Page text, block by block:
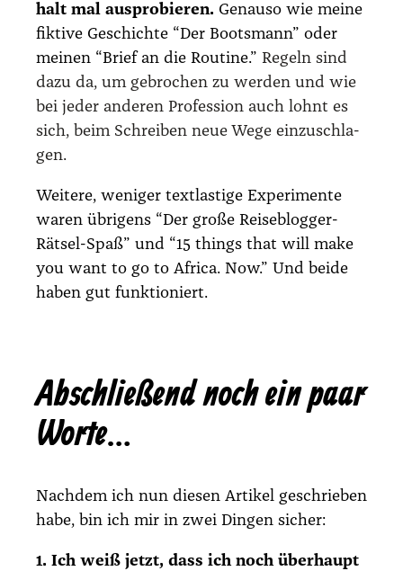
halt mal aus­pro­bie­ren. Genau­so wie mei­ne
fik­ti­ve Geschich­te “Der Boots­mann” oder
mei­nen “Brief an die Rou­ti­ne.” Regeln sind
dazu da, um gebro­chen zu wer­den und wie
bei jeder ande­ren Pro­fes­si­on auch lohnt es
sich, beim Schrei­ben neue Wege ein­zu­schla­
gen.
Wei­te­re, weni­ger text­las­ti­ge Expe­ri­men­te
waren übri­gens “Der gro­ße Rei­se­blog­ger-
Rät­sel-Spaß” und “15 things that will make
you want to go to Afri­ca. Now.” Und bei­de
haben gut funk­tio­niert.
Abschließend noch ein paar
Worte…
Nach­dem ich nun die­sen Arti­kel geschrie­ben
habe, bin ich mir in zwei Din­gen sicher:
1. Ich weiß jetzt, dass ich noch über­haupt